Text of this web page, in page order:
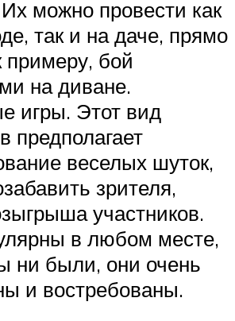
можно провести как
так и на даче, прямо
примеру, бой
на диване.
игры. Этот вид
предполагает
веселых шуток,
зрителя,
участников.
в любом месте,
ни были, они очень
и востребованы.